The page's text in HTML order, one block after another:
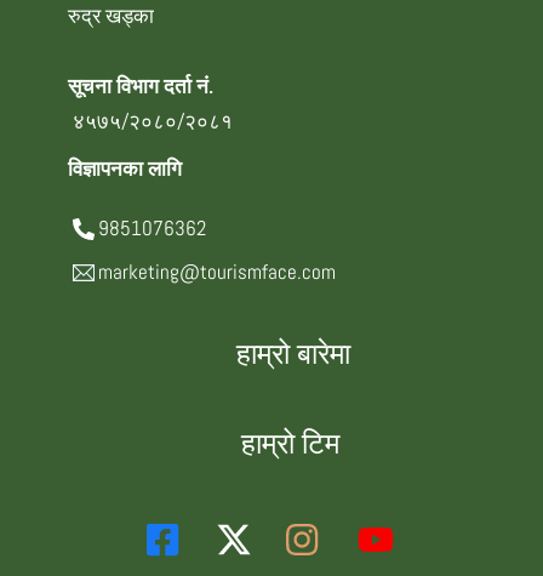
रुद्र खड्का
सूचना विभाग दर्ता नं.
४५७५/२०८०/२०८१
विज्ञापनका लागि
9851076362
marketing@tourismface.com
हाम्रो बारेमा
हाम्रो टिम